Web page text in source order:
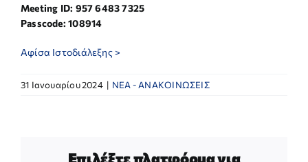
Meeting ID: 957 6483 7325
Passcode: 108914
Αφίσα Ιστοδιάλεξης >
31 Ιανουαρίου 2024 | NEA - ΑΝΑΚΟΙΝΩΣΕΙΣ
Επιλέξτε πλατφόρμα για